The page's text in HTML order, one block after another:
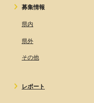
募集情報
県内
県外
その他
レポート